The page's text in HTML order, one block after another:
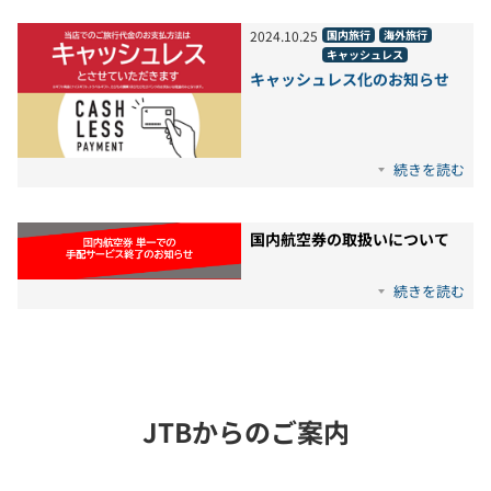
2024.10.25 国内旅行
海外旅行
キャッシュレス
キャッシュレス化のお知らせ
続きを読む
国内航空券の取扱いについて
続きを読む
JTBからのご案内